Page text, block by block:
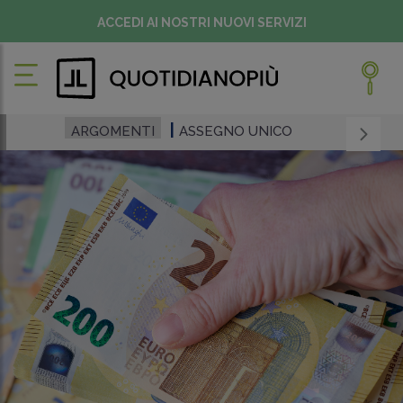
ACCEDI AI NOSTRI NUOVI SERVIZI
ARGOMENTI ASSEGNO UNICO